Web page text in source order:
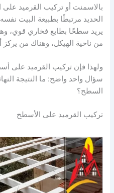
بالاسمنت أو تركيب القرميد
الحديد مرتبطًا بطبيعة البيت
يريد سطحًا بطابع فخاري قوي،
من ناحية الهيكل، وهناك من
ولهذا فإن تركيب القرميد على
سؤال واحد واضح: ما النتيجة
السطح؟
تركيب القرميد على الأسطح